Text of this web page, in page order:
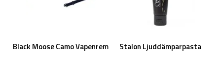
Black Moose Camo Vapenrem Stalon Ljuddämparpasta